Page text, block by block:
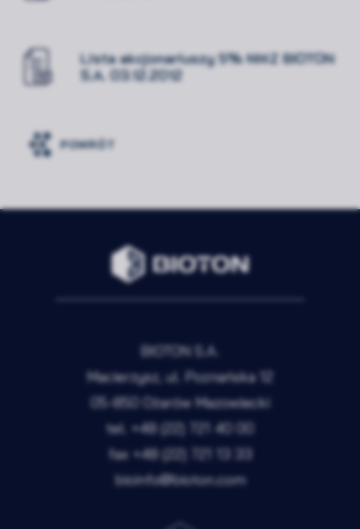
Niezbędne
aktywne
Nieaktywne
Zapisz wybrane i zamknij
Akceptuję wszystkie pliki cookie
Lista akcjonariuszy 5% NWZ BIOTON
S.A. 03.12.2012
POWRÓT
BIOTON S.A.
Macierzysz, ul. Poznańska 12
05-850 Ożarów Mazowiecki
tel. +48 (22) 721 40 00
fax +48 (22) 721 13 33
bioinfo@bioton.com